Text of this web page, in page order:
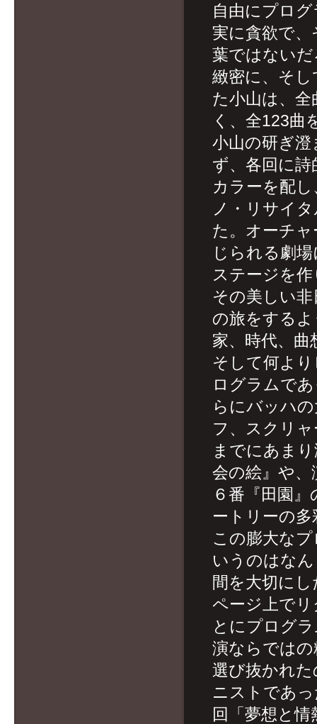
自由にプロ
実に貪欲で
葉ではない
緻密に、そ
た小山は、
く、全123曲
小山の研ぎ
ず、各回に
カラーを配
ノ・リサイ
た。オーチ
じられる劇
ステージを
その美しい
の旅をする
家、時代、曲
そして何よ
ログラムで
らにバッハ
フ、スクリ
までにあま
会の絵』や
６番『田園
ートリーの
この膨大な
いうのはな
間を大切に
ページ上で
とにプログ
演ならでは
選び抜かれ
ニストであ
回「夢想と